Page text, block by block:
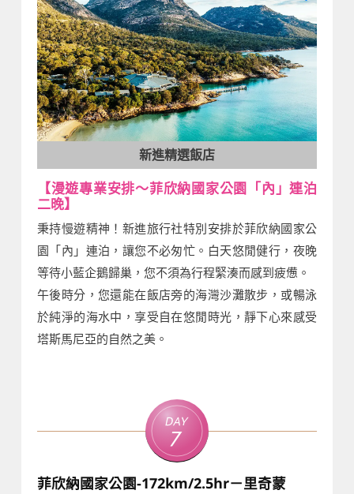
新進精選飯店
【漫遊專業安排～菲欣納國家公園「內」連泊
二晚】
秉持慢遊精神！新進旅行社特別安排於菲欣納國家公
園「內」連泊，讓您不必匆忙。白天悠閒健行，夜晚
等待小藍企鵝歸巢，您不須為行程緊湊而感到疲憊。
午後時分，您還能在飯店旁的海灣沙灘散步，或暢泳
於純淨的海水中，享受自在悠閒時光，靜下心來感受
塔斯馬尼亞的自然之美。
Day
7
菲欣納國家公園-172km/2.5hr－里奇蒙